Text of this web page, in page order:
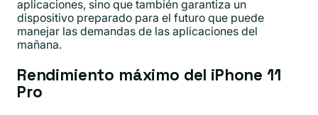
aplicaciones, sino que también garantiza un
dispositivo preparado para el futuro que puede
manejar las demandas de las aplicaciones del
mañana.
Rendimiento máximo del iPhone 11
Pro